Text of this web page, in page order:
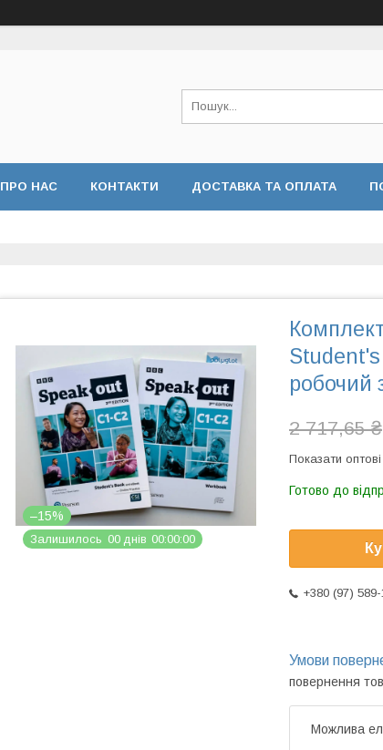
ПРО НАС КОНТАКТИ ДОСТАВКА ТА ОПЛАТА
–15%
Залишилось 00 днів 00 00 00
робочий
2 717,65 ₴
Показати оптові
Готово до
+380 (97)
повернення